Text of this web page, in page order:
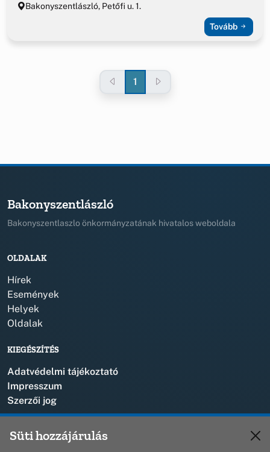
Bakonyszentlászló, Petőfi u. 1.
Tovább
1
Bakonyszentlászló
Bakonyszentlaszlo önkormányzatának hivatalos weboldala
OLDALAK
Hírek
Események
Helyek
Oldalak
KIEGÉSZÍTÉS
Adatvédelmi tájékoztató
Impresszum
Szerzői jog
Süti hozzájárulás